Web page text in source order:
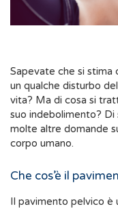
Sapevate che si stima
un qualche disturbo
vita? Ma di cosa si
suo indebolimento?
molte altre domande
corpo umano.
Che cos’è il
Il pavimento pelvico è